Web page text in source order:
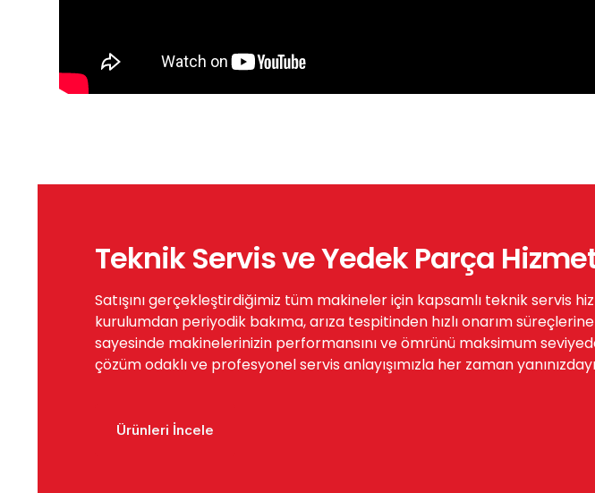
Teknik Servis ve Yedek Parça
Satışını gerçekleştirdiğimiz tüm makineler için kapsamlı teknik servis
kurulumdan periyodik bakıma, arıza tespitinden hızlı onarım
sayesinde makinelerinizin performansını ve ömrünü maksimum
çözüm odaklı ve profesyonel servis anlayışımızla her zaman
Ürünleri İncele